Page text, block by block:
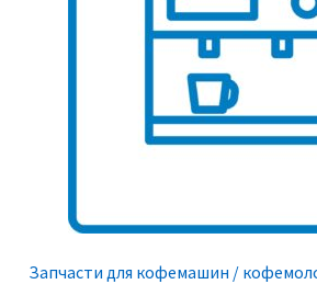
Запчасти для кофемашин /